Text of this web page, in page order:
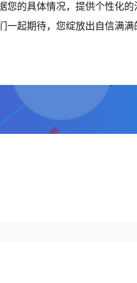
您的具体情况，提供个性化的
一起期待，您绽放出自信满满